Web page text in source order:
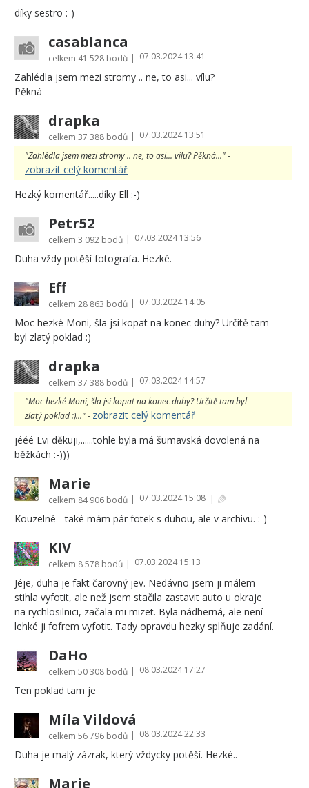
díky sestro :-)
casablanca
celkem 41 528 bodů | 07.03.2024 13:41
Zahlédla jsem mezi stromy .. ne, to asi... vílu?
Pěkná
drapka
celkem 37 388 bodů | 07.03.2024 13:51
"Zahlédla jsem mezi stromy .. ne, to asi... vílu? Pěkná..." -
zobrazit celý komentář
Hezký komentář.....díky Ell :-)
Petr52
celkem 3 092 bodů | 07.03.2024 13:56
Duha vždy potěší fotografa. Hezké.
Eff
celkem 28 863 bodů | 07.03.2024 14:05
Moc hezké Moni, šla jsi kopat na konec duhy? Určitě tam
byl zlatý poklad :)
drapka
celkem 37 388 bodů | 07.03.2024 14:57
"Moc hezké Moni, šla jsi kopat na konec duhy? Určitě tam byl
zlatý poklad :)..." - zobrazit celý komentář
jééé Evi děkuji,......tohle byla má šumavská dovolená na
běžkách :-)))
Marie
celkem 84 906 bodů | 07.03.2024 15:08 |
Kouzelné - také mám pár fotek s duhou, ale v archivu. :-)
KIV
celkem 8 578 bodů | 07.03.2024 15:13
Jéje, duha je fakt čarovný jev. Nedávno jsem ji málem
stihla vyfotit, ale než jsem stačila zastavit auto u okraje
na rychlosilnici, začala mi mizet. Byla nádherná, ale není
lehké ji fofrem vyfotit. Tady opravdu hezky splňuje zadání.
DaHo
celkem 50 308 bodů | 08.03.2024 17:27
Ten poklad tam je
Míla Vildová
celkem 56 796 bodů | 08.03.2024 22:33
Duha je malý zázrak, který vždycky potěší. Hezké..
Marie